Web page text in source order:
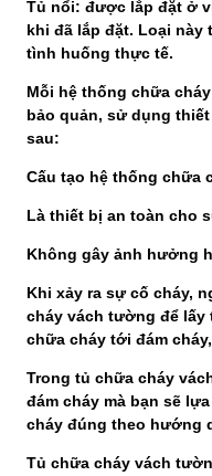
Tủ nổi: được lắp đặt ở
khi đã lắp đặt. Loại
tình huống thực tế.
Mỗi hệ thống chữa
bảo quản, sử dụng
sau:
Cấu tạo hệ thống chữa
Là thiết bị an toàn cho
Không gây ảnh hưởng
Khi xảy ra sự cố cháy,
cháy vách tường để lấy
chữa cháy tới đám
Trong tủ chữa cháy
đám cháy mà bạn sẽ
cháy đúng theo hướng
Tủ chữa cháy vách